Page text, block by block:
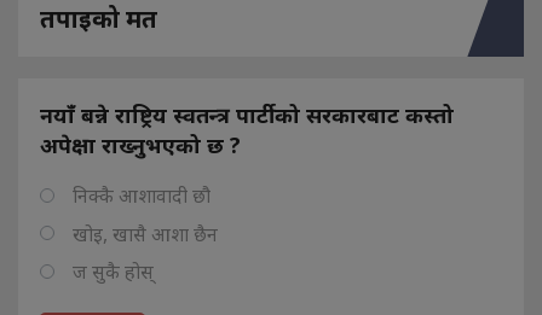
तपाइको मत
नयाँ बन्ने राष्ट्रिय स्वतन्त्र पार्टीको सरकारबाट कस्तो
अपेक्षा राख्नुभएको छ ?
निक्कै आशावादी छौ
खोइ, खासै आशा छैन
ज सुकै होस्